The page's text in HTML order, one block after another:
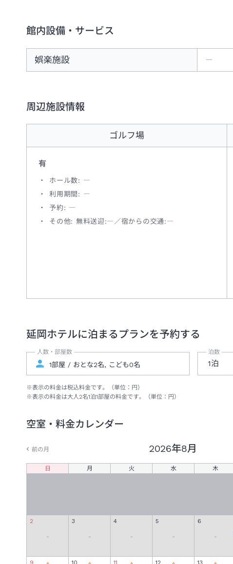
館内設備・サービス
娯楽施設 ―
周辺施設情報
ゴルフ場
有
ホール数: ―
利用期間: ―
予約: ―
その他: 無料送迎:―／宿からの交通:―
延岡ホテルに泊まるプランを予約する
人数・部屋数 泊数
1泊
※表示の料金は税込料金です。（単位：円）
※表示の料金は大人2名1泊1部屋の料金です。（単位：円）
空室・料金カレンダー
2026年8月
日 月 火 水 木
2
-
3
-
4
-
5
-
6
-
9 10 11 12 13
前の月